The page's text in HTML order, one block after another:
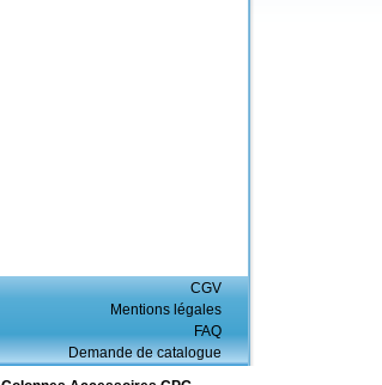
CGV
Mentions légales
FAQ
Demande de catalogue